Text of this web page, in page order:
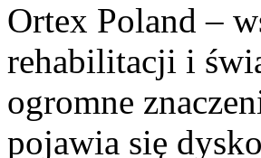
Ortex Poland –
rehabilitacji i
ogromne
pojawia się